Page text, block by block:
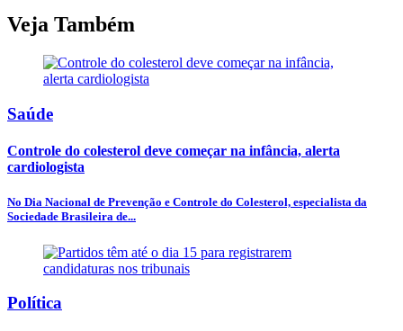
Veja Também
Saúde
Controle do colesterol deve começar na infância, alerta
cardiologista
No Dia Nacional de Prevenção e Controle do Colesterol, especialista da
Sociedade Brasileira de...
Política